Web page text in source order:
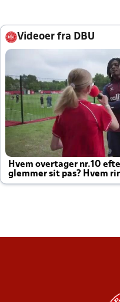
Videoer fra DBU
Hvem overtager nr.10
glemmer sit pas? Hvem
altid til efter kampe?